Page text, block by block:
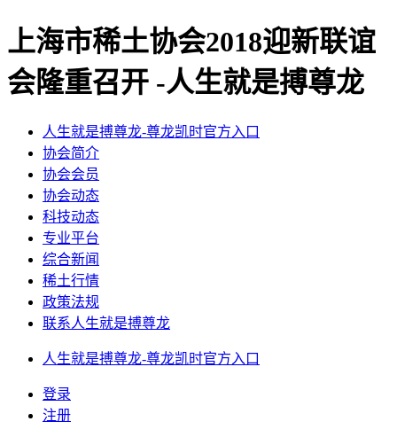
上海市稀土协会2018迎新联谊
会隆重召开 -人生就是搏尊龙
人生就是搏尊龙-尊龙凯时官方入口
协会简介
协会会员
协会动态
科技动态
专业平台
综合新闻
稀土行情
政策法规
联系人生就是搏尊龙
人生就是搏尊龙-尊龙凯时官方入口
登录
注册